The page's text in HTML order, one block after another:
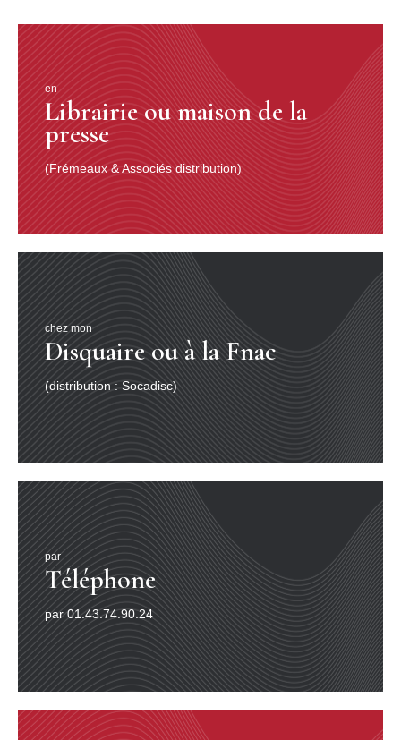
par
Téléphone
par 01.43.74.90.24
en
Librairie ou maison de la
presse
(Frémeaux & Associés distribution)
chez mon
Disquaire ou à la Fnac
(distribution : Socadisc)